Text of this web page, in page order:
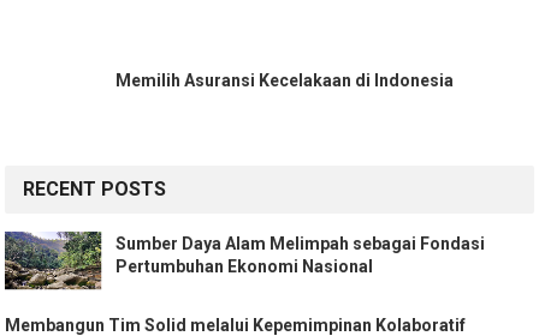
Memilih Asuransi Kecelakaan di Indonesia
RECENT POSTS
Sumber Daya Alam Melimpah sebagai Fondasi
Pertumbuhan Ekonomi Nasional
Membangun Tim Solid melalui Kepemimpinan Kolaboratif